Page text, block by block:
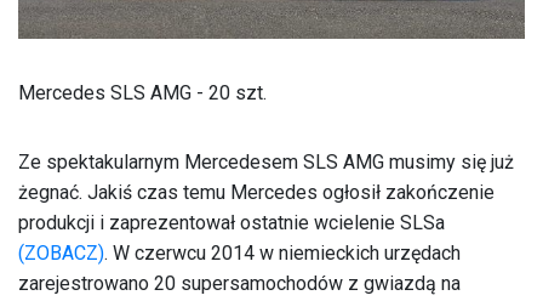
Mercedes SLS AMG - 20 szt.
Ze spektakularnym Mercedesem SLS AMG musimy się już
żegnać. Jakiś czas temu Mercedes ogłosił zakończenie
produkcji i zaprezentował ostatnie wcielenie SLSa
(ZOBACZ). W czerwcu 2014 w niemieckich urzędach
zarejestrowano 20 supersamochodów z gwiazdą na